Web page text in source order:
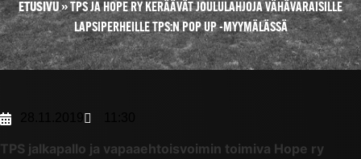
ETUSIVU»TPS JA HOPE RY KERÄÄVÄT JOULULAHJOJA VÄHÄVARAISILLE
LAPSIPERHEILLE TPS:N POP UP -MYYMÄLÄSSÄ
TPS jalkapallo ja vapaaehtoisvoimin toimiva Hope ry